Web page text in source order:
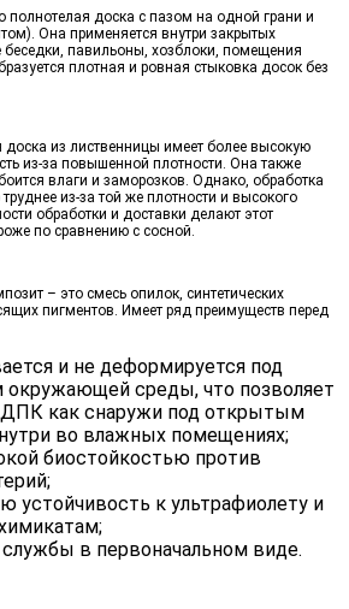
полнотелая доска с пазом на одной грани и
Она применяется внутри закрытых
павильоны, хозблоки, помещения
плотная и ровная стыковка досок без
из лиственницы имеет более высокую
из-за повышенной плотности. Она также
влаги и заморозков. Однако, обработка
из-за той же плотности и высокого
обработки и доставки делают этот
по сравнению с сосной.
– это смесь опилок, синтетических
пигментов. Имеет ряд преимуществ перед
и не деформируется под
окружающей среды, что позволяет
ДПК как снаружи под открытым
во влажных помещениях;
биостойкостью против
устойчивость к ультрафиолету и
в первоначальном виде.